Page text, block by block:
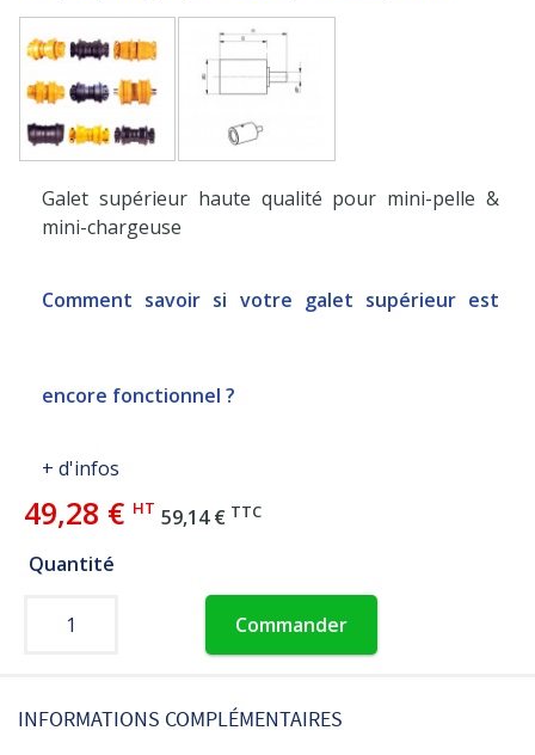
Galet supérieur haute qualité pour mini-pelle &
mini-chargeuse
Comment savoir si votre galet supérieur est
encore fonctionnel ?
+ d'infos
49,28 € HT 59,14 € TTC
Quantité
Commander
INFORMATIONS COMPLÉMENTAIRES